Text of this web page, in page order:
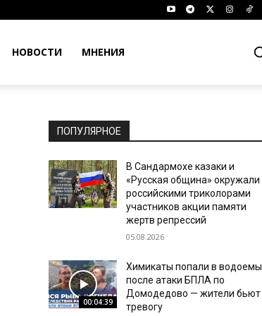
НОВОСТИ МНЕНИЯ
ПОПУЛЯРНОЕ
В Сандармохе казаки и
«Русская община» окружали
российскими триколорами
участников акции памяти
жертв репрессий
05.08.2026
00:04:39
Химикаты попали в водоемы
после атаки БПЛА по
Домодедово — жители бьют
тревогу